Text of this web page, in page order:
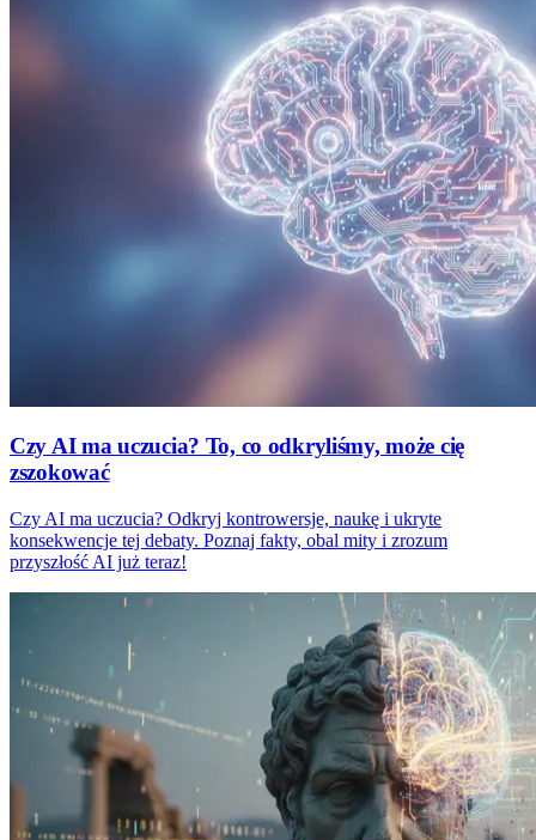
Czy AI ma uczucia? To, co odkryliśmy, może cię
zszokować
Czy AI ma uczucia? Odkryj kontrowersje, naukę i ukryte
konsekwencje tej debaty. Poznaj fakty, obal mity i zrozum
przyszłość AI już teraz!